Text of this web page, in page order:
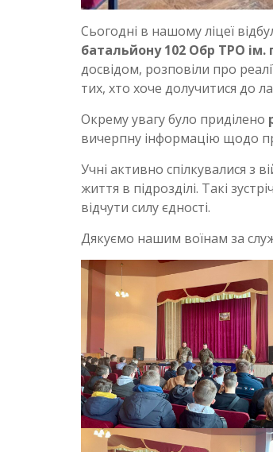
Сьогодні в нашому ліцеї
батальйону 102 Обр ТРО
досвідом, розповіли про
тих, хто хоче долучитися до
Окрему увагу було приділено
вичерпну інформацію щодо
Учні активно спілкувалися з
життя в підрозділі. Такі
відчути силу єдності.
Дякуємо нашим воїнам за